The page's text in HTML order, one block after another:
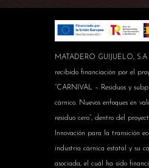
MATADERO GUIJUELO,
recibido financiación por el
“CARNIVAL – Residuos y
cárnico. Nuevos enfoques en
residuo cero”, dentro del
Innovación para la transición
industria cárnica estatal y su
asociada, el cuál ha sido